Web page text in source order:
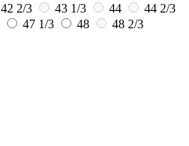
42 2/3 43 1/3 44
44 2/3
47 1/3 48
48 2/3